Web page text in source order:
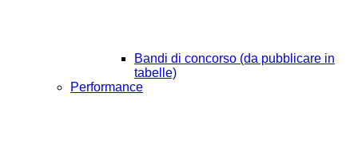
Bandi di concorso (da pubblicare in
tabelle)
Performance